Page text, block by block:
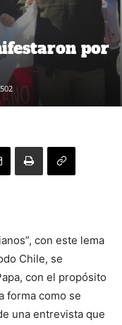
por
502
con este lema
Chile, se
con el propósito
forma como se
una entrevista que